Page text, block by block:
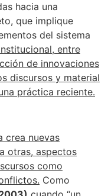
hacia una
que implique
del sistema
entre
de innovaciones
discursos y material
práctica reciente.
crea nuevas
otras, aspectos
como
Como